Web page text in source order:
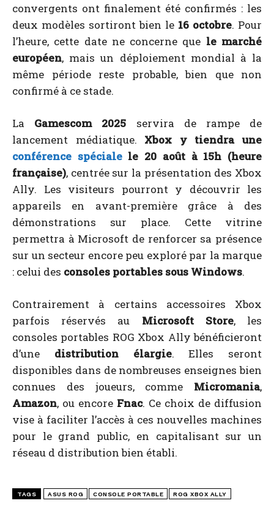
convergents ont finalement été confirmés : les
deux modèles sortiront bien le 16 octobre. Pour
l’heure, cette date ne concerne que le marché
européen, mais un déploiement mondial à la
même période reste probable, bien que non
confirmé à ce stade.
La Gamescom 2025 servira de rampe de
lancement médiatique. Xbox y tiendra une
conférence spécialele 20 août à 15h (heure
française), centrée sur la présentation des Xbox
Ally. Les visiteurs pourront y découvrir les
appareils en avant-première grâce à des
démonstrations sur place. Cette vitrine
permettra à Microsoft de renforcer sa présence
sur un secteur encore peu exploré par la marque
: celui des consoles portables sous Windows.
Contrairement à certains accessoires Xbox
parfois réservés au Microsoft Store, les
consoles portables ROG Xbox Ally bénéficieront
d’une distribution élargie. Elles seront
disponibles dans de nombreuses enseignes bien
connues des joueurs, comme Micromania,
Amazon, ou encore Fnac. Ce choix de diffusion
vise à faciliter l’accès à ces nouvelles machines
pour le grand public, en capitalisant sur un
réseau d distribution bien établi.
TAGS ASUS ROG CONSOLE PORTABLE ROG XBOX ALLY